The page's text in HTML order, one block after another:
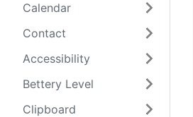
Calendar
Contact
Accessibility
Bettery Level
Clipboard